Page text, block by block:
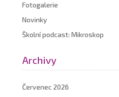
Fotogalerie
Novinky
Školní podcast: Mikroskop
Archivy
Červenec 2026